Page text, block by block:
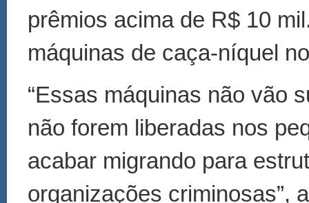
prêmios acima de R$ 10
máquinas de caça-níquel
“Essas máquinas não vão
não forem liberadas nos
acabar migrando para
organizações criminosas”,